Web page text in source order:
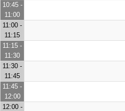
10:45 -
11:00
11:00 -
11:15
11:15 -
11:30
11:30 -
11:45
11:45 -
12:00
12:00 -